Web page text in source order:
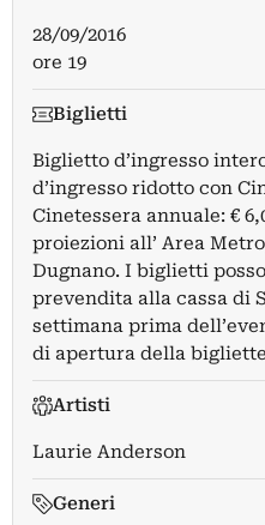
28/09/2016
ore 19
Biglietti
Biglietto d’ingresso
d’ingresso ridotto con
Cinetessera annuale: €
proiezioni all’ Area
Dugnano. I biglietti
prevendita alla cassa di
settimana prima
di apertura della
Artisti
Laurie Anderson
Generi